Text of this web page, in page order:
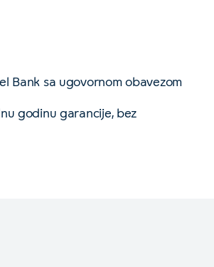
Bank sa ugovornom obavezom
godinu garancije, bez